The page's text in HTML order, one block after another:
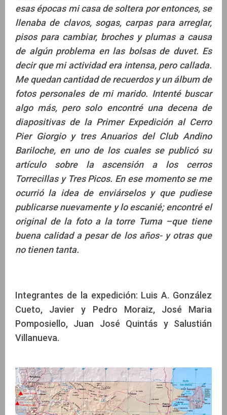
esas épocas mi casa de soltera por entonces, se
llenaba de clavos, sogas, carpas para arreglar,
pisos para cambiar, broches y plumas a causa
de algún problema en las bolsas de duvet. Es
decir que mi actividad era intensa, pero callada.
Me quedan cantidad de recuerdos y un álbum de
fotos personales de mi marido. Intenté buscar
algo más, pero solo encontré una decena de
diapositivas de la Primer Expedición al Cerro
Pier Giorgio y tres Anuarios del Club Andino
Bariloche, en uno de los cuales se publicó su
artículo sobre la ascensión a los cerros
Torrecillas y Tres Picos. En ese momento se me
ocurrió la idea de enviárselos y que pudiese
publicarse nuevamente y lo escanié; encontré el
original de la foto a la torre Tuma –que tiene
buena calidad a pesar de los años- y otras que
no tienen tanta.
Integrantes de la expedición: Luis A. González
Cueto, Javier y Pedro Moraiz, José Maria
Pomposiello, Juan José Quintás y Salustián
Villanueva.